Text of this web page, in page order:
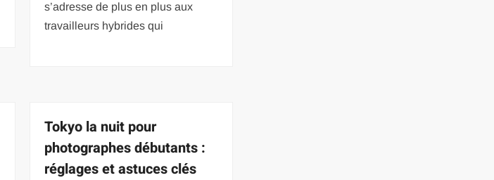
s’adresse de plus en plus aux
travailleurs hybrides qui
Tokyo la nuit pour
photographes débutants :
réglages et astuces clés